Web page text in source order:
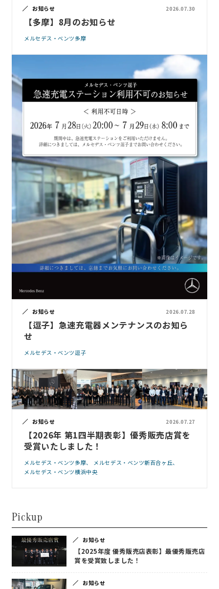
お知らせ 2026.07.30
【多摩】8月のお知らせ
メルセデス・ベンツ多摩
お知らせ 2026.07.28
【逗子】急速充電器メンテナンスのお知ら
せ
メルセデス・ベンツ逗子
お知らせ 2026.07.27
【2026年 第1四半期表彰】優秀販売店賞を
受賞いたしました！
メルセデス・ベンツ多摩
メルセデス・ベンツ新百合ヶ丘
メルセデス・ベンツ横浜中央
Pickup
お知らせ
【2025年度 優秀販売店表彰】最優秀販売店
賞を受賞致しました！
お知らせ